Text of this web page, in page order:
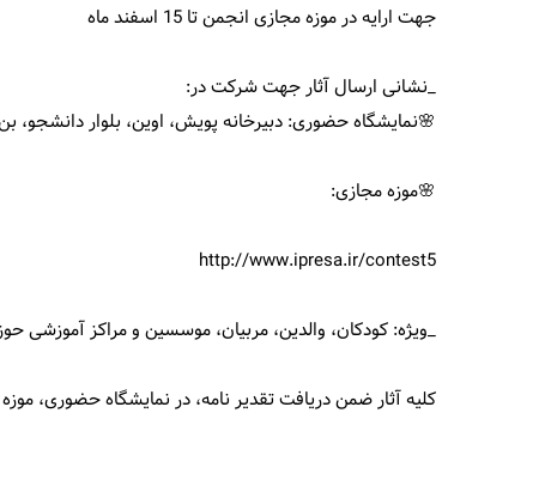
جهت ارایه در موزه مجازی انجمن تا 15 اسفند ماه
_نشانی ارسال آثار جهت شرکت در:
🌸نمایشگاه حضوری: دبیرخانه پویش، اوین، بلوار دانشجو، بن بست
🌸موزه مجازی:
_ویژه: کودکان، والدین، مربیان، موسسین و مراکز آموزشی
کلیه آثار ضمن دریافت تقدیر نامه، در نمایشگاه